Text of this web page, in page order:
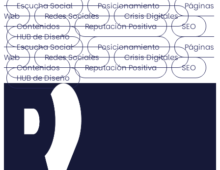
Escucha Social Posicionamiento
Páginas
Web
Redes Sociales
Crisis Digitales
Contenidos
Reputación Positiva
SEO
HUB de Diseño
Escucha Social
Posicionamiento
Páginas
Web
Redes Sociales
Crisis Digitales
Contenidos
Reputación Positiva
SEO
HUB de Diseño